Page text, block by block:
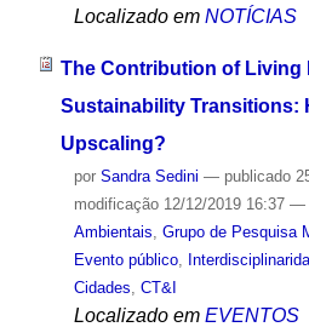
Localizado em NOTÍCIAS
The Contribution of Living
Sustainability Transitions:
Upscaling?
por Sandra Sedini — publicado
modificação12/12/2019 16:37 —
Ambientais Grupo de Pesquisa
Evento público,
Cidades CT&I
Localizado em EVENTOS